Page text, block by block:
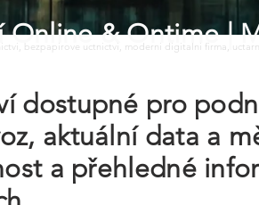
Online & Ontime|
bezpapirove uctnictvi, moderni digitalni firma,
dostupné pro
aktuální data a
a přehledné